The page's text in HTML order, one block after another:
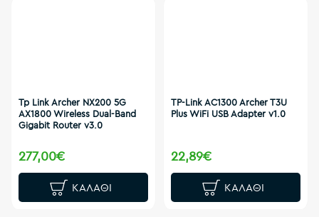
Tp Link Archer NX200 5G
AX1800 Wireless Dual-Band
Gigabit Router v3.0
277,00€
ΚΑΛΆΘΙ
TP-Link AC1300 Archer T3U
Plus WiFi USB Adapter v1.0
22,89€
ΚΑΛΆΘΙ